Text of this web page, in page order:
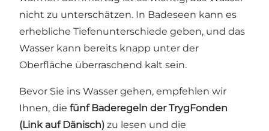
nicht zu unterschätzen. In Badeseen kann es
erhebliche Tiefenunterschiede geben, und das
Wasser kann bereits knapp unter der
Oberfläche überraschend kalt sein.
Bevor Sie ins Wasser gehen, empfehlen wir
Ihnen, die fünf Baderegeln der TrygFonden
(Link auf Dänisch) zu lesen und die